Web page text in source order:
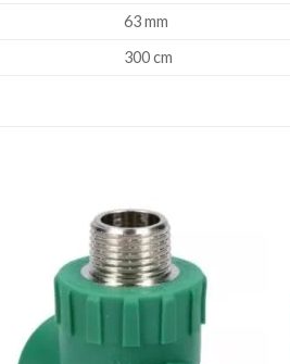
63 mm
300 cm